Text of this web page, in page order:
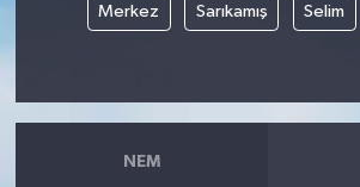
Merkez Sarıkamış Selim
NEM